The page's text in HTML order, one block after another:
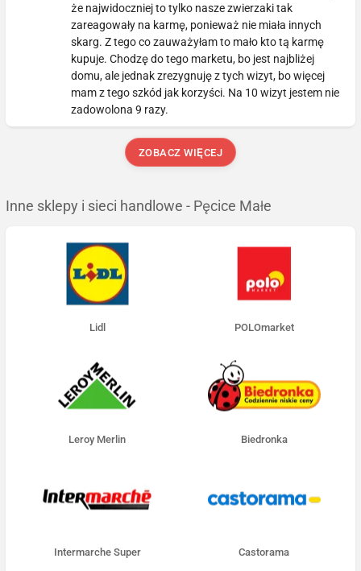
że najwidoczniej to tylko nasze zwierzaki tak
zareagowały na karmę, ponieważ nie miała innych
skarg. Z tego co zauważyłam to mało kto tą karmę
kupuje. Chodzę do tego marketu, bo jest najbliżej
domu, ale jednak zrezygnuję z tych wizyt, bo więcej
mam z tego szkód jak korzyści. Na 10 wizyt jestem nie
zadowolona 9 razy.
ZOBACZ WIĘCEJ
Inne sklepy i sieci handlowe - Pęcice Małe
Lidl POLOmarket
Leroy Merlin Biedronka
Intermarche Super Castorama